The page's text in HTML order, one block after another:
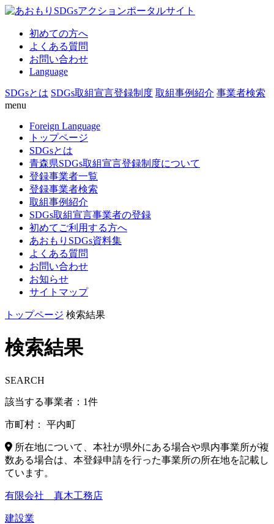
初めての方へ
よくある質問
お問い合わせ
Language
SDGsとは SDGs取組宣言登録制度 取組事例紹介 事業者検索
menu
Foreign Language
トップページ
SDGsとは
青森県SDGs取組宣言登録制度について
登録事業者一覧
登録事業者検索
取組事例紹介
SDGs取組宣言事業者の登録
初めてご利用する方へ
あおもりSDGs資料集
よくある質問
お問い合わせ
お知らせ
サイトマップ
トップページ 検索結果
検索結果
SEARCH
該当する事業者： 1件
市町村： 平内町
所在地について、本社が県外にある場合や県内事業所が複
数ある場合は、本登録申請を行った事業所の所在地を記載し
ています。
有限会社 真木工務店
建設業